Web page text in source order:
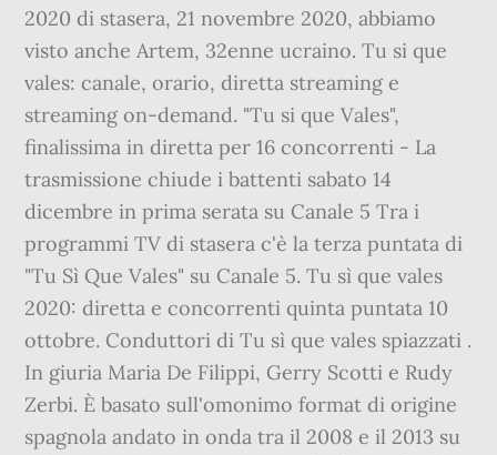
2020 di stasera, 21 novembre 2020, abbiamo
visto anche Artem, 32enne ucraino. Tu si que
vales: canale, orario, diretta streaming e
streaming on-demand. "Tu si que Vales",
finalissima in diretta per 16 concorrenti - La
trasmissione chiude i battenti sabato 14
dicembre in prima serata su Canale 5 Tra i
programmi TV di stasera c'è la terza puntata di
"Tu Sì Que Vales" su Canale 5. Tu sì que vales
2020: diretta e concorrenti quinta puntata 10
ottobre. Conduttori di Tu sì que vales spiazzati .
In giuria Maria De Filippi, Gerry Scotti e Rudy
Zerbi. È basato sull'omonimo format di origine
spagnola andato in onda tra il 2008 e il 2013 su